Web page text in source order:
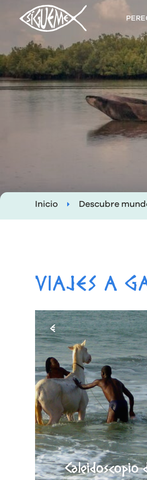
Inicio Descubre
VIAJES A
Caleidoscopio
€